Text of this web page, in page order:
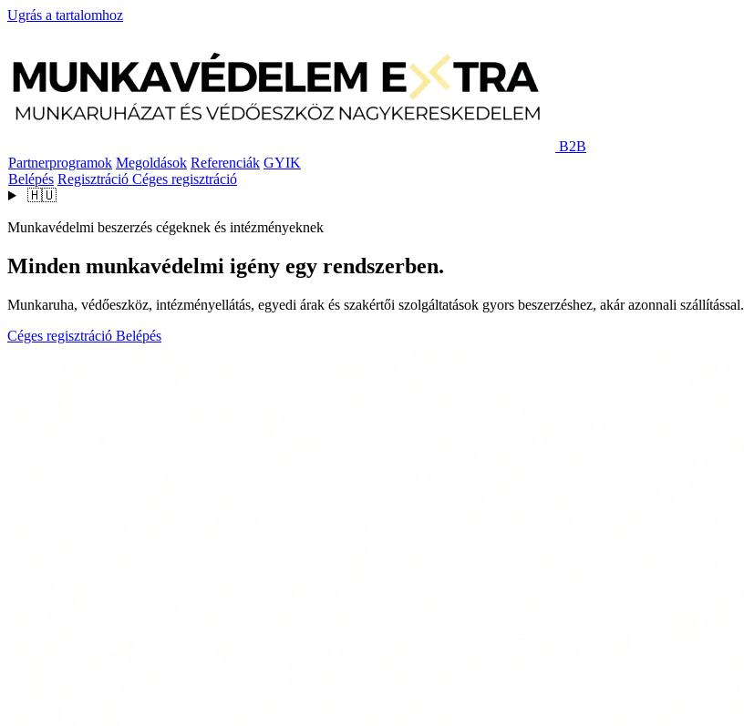
Ugrás a tartalomhoz
B2B
Partnerprogramok Megoldások Referenciák GYIK
Belépés Regisztráció Céges regisztráció
🇭🇺
Munkavédelmi beszerzés cégeknek és intézményeknek
Minden munkavédelmi igény egy rendszerben.
Munkaruha, védőeszköz, intézményellátás, egyedi árak és szakértői szolgáltatások gyors beszerzéshez, akár azonnali szállítással.
Céges regisztráció Belépés